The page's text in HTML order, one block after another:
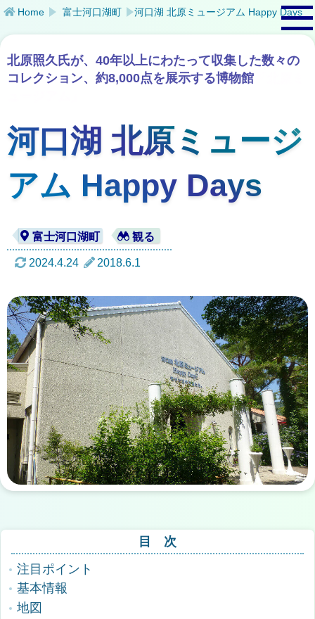
Home 富士河口湖町 河口湖 北原ミュージアム Happy Days
北原照久氏が、40年以上にわたって収集した数々の
コレクション、約8,000点を展示する博物館
河口湖 北原ミュージ
アム Happy Days
2024.4.24 2018.6.1
目 次
注目ポイント
基本情報
地図